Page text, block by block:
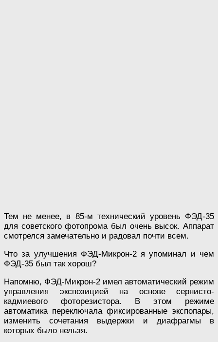
Тем не менее, в 85-м технический уровень ФЭД-35
для советского фотопрома был очень высок. Аппарат
смотрелся замечательно и радовал почти всем.
Что за улучшения ФЭД-Микрон-2 я упоминал и чем
ФЭД-35 был так хорош?
Напомню, ФЭД-Микрон-2 имел автоматический режим
управления экспозицией на основе сернисто-
кадмиевого фоторезистора. В этом режиме
автоматика переключала фиксированные экспопары,
изменить сочетания выдержки и диафрагмы в
которых было нельзя.